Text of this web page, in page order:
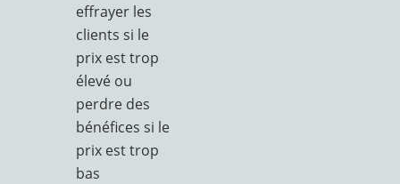
effrayer les
clients si le
prix est trop
élevé ou
perdre des
bénéfices si le
prix est trop
bas